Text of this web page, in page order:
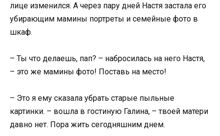
лице изменился. А через пару дней Настя застала его
убирающим мамины портреты и семейные фото в
шкаф.
– Ты что делаешь, пап? – набросилась на него Настя,
– это же мамины фото! Поставь на место!
– Это я ему сказала убрать старые пыльные
картинки. – вошла в гостиную Галина, – твоей матери
давно нет. Пора жить сегодняшним днем.